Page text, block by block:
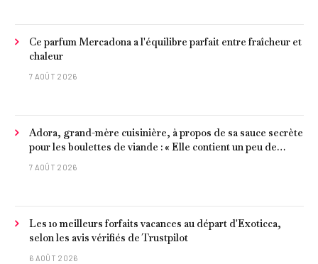
Ce parfum Mercadona a l'équilibre parfait entre fraîcheur et
chaleur
7 AOÛT 2026
Adora, grand-mère cuisinière, à propos de sa sauce secrète
pour les boulettes de viande : « Elle contient un peu de
curcuma, du poivre, une poignée d'amandes et des tomates
7 AOÛT 2026
Les 10 meilleurs forfaits vacances au départ d'Exoticca,
selon les avis vérifiés de Trustpilot
6 AOÛT 2026